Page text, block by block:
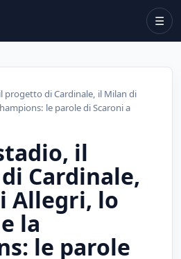
☰
progetto di Cardinale, il Milan di
le parole di Scaroni a
il
Cardinale,
Allegri, lo
la
le parole